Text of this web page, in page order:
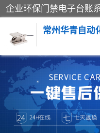
常州华青自动
称重模块
手工配料系统